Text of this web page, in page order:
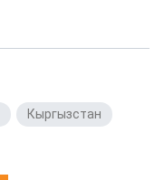
Кыргызстан